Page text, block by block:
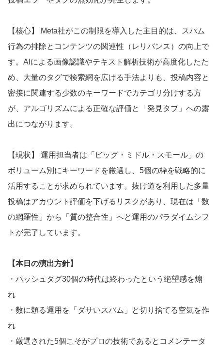
【核心】 Meta社がこの制限を導入した主目的は、スパム
行為の排除とコンテンツの関連性（レリバンス）の向上で
す。AIによる画像認識やテキスト解析技術が高度化したた
め、大量のタグで検索網を広げる手法よりも、投稿内容と
密接に関連する少数のキーワードでカテゴリ分けする方
が、アルゴリズムによる正確な評価と「発見タブ」への露
出につながります。
【現状】 運用担当者は「ビッグ・ミドル・スモール」の
ボリューム別にキーワードを厳選し、5個の枠を戦略的に
活用することが求められています。抜け道を利用した多量
投稿はアカウント評価を下げるリスクがあり、現在は「数
の網羅性」から「質の整合性」へと運用のパラダイムシフ
トが完了しています。
【本日の演出方針】
・ハッシュタグ30個の時代は終わったという絶望感を煽
れ
・数に頼る運用を「ダサいスパム」と切り捨てる空気を作
れ
・厳選された5個こそがプロの技術であるとコメンテータ